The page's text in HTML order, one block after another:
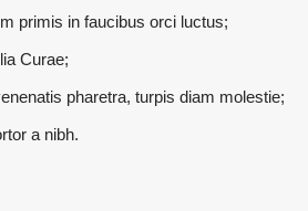
primis in faucibus orci luctus;
Curae;
pharetra, turpis diam molestie;
a nibh.